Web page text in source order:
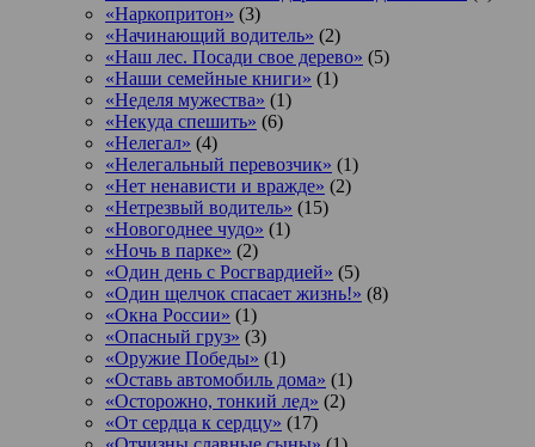
«Наркопритон» (3)
«Начинающий водитель» (2)
«Наш лес. Посади свое дерево» (5)
«Наши семейные книги» (1)
«Неделя мужества» (1)
«Некуда спешить» (6)
«Нелегал» (4)
«Нелегальный перевозчик» (1)
«Нет ненависти и вражде» (2)
«Нетрезвый водитель» (15)
«Новогоднее чудо» (1)
«Ночь в парке» (2)
«Один день с Росгвардией» (5)
«Один щелчок спасает жизнь!» (8)
«Окна России» (1)
«Опасный груз» (3)
«Оружие Победы» (1)
«Оставь автомобиль дома» (1)
«Осторожно, тонкий лед» (2)
«От сердца к сердцу» (17)